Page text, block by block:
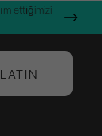
ettiğimizi